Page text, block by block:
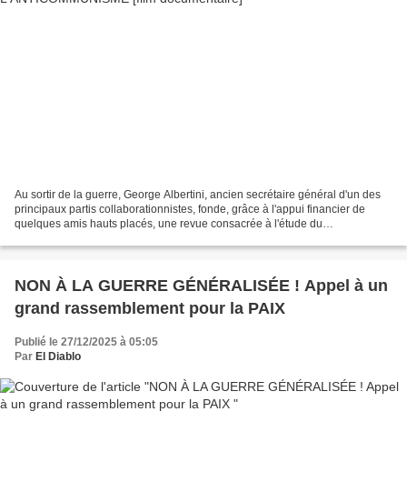
Au sortir de la guerre, George Albertini, ancien secrétaire général d'un des
principaux partis collaborationnistes, fonde, grâce à l'appui financier de
quelques amis hauts placés, une revue consacrée à l'étude du
NON À LA GUERRE GÉNÉRALISÉE ! Appel à un
grand rassemblement pour la PAIX
Publié le 27/12/2025 à 05:05
Par El Diablo